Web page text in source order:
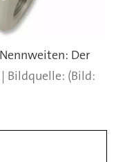
Der
(Bild: